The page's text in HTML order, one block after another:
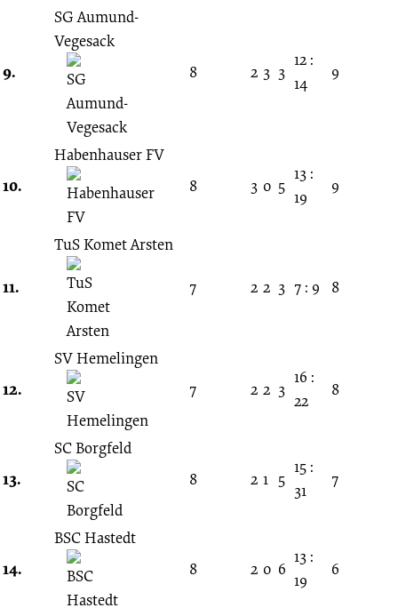
9.
SG Aumund-
Vegesack
8
2 3 3
12 :
14
9
10.
Habenhauser FV
8
3 0 5
13 :
19
9
11.
TuS Komet Arsten
7 2 2 3 7 : 9 8
12.
SV Hemelingen
7
2 2 3
16 :
22
8
13.
SC Borgfeld
8
2 1 5
15 :
31
7
14.
BSC Hastedt
8
2 0 6
13 :
19
6